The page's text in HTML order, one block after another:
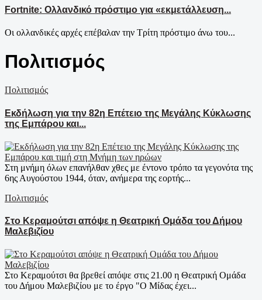
Fortnite: Ολλανδικό πρόστιμο για «εκμετάλλευση...
Οι ολλανδικές αρχές επέβαλαν την Τρίτη πρόστιμο άνω του...
Πολιτισμός
Πολιτισμός
Εκδήλωση για την 82η Επέτειο της Μεγάλης Κύκλωσης
της Εμπάρου και...
Στη μνήμη όλων επανήλθαν χθες με έντονο τρόπο τα γεγονότα της
6ης Αυγούστου 1944, όταν, ανήμερα της εορτής...
Πολιτισμός
Στο Κεραμούτσι απόψε η Θεατρική Ομάδα του Δήμου
Μαλεβιζίου
Στο Κεραμούτσι θα βρεθεί απόψε στις 21.00 η Θεατρική Ομάδα
του Δήμου Μαλεβιζίου με το έργο "Ο Μίδας έχει...